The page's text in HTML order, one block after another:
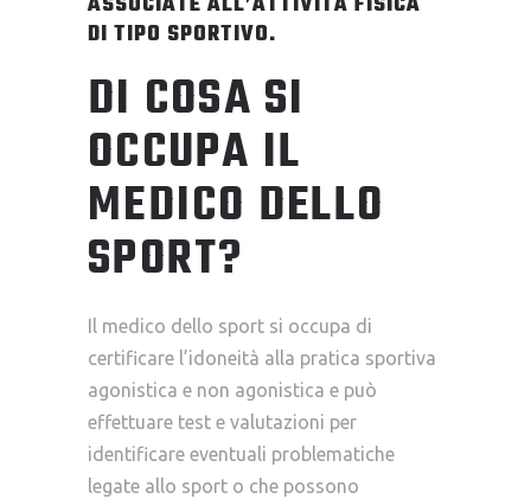
DI TIPO SPORTIVO.
DI COSA SI
OCCUPA IL
MEDICO DELLO
SPORT?
Il medico dello sport si occupa di
certificare l’idoneità alla pratica sportiva
agonistica e non agonistica e può
effettuare test e valutazioni per
identificare eventuali problematiche
legate allo sport o che possono